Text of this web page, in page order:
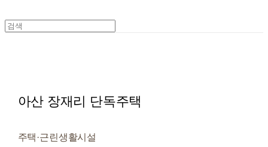
아산 장재리 단독주택
주택·근린생활시설